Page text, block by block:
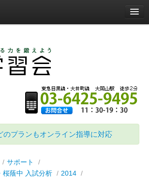
のプランもオンライン指導に対応
/ サポート
/
桜蔭中 入試分析 / 2014 /